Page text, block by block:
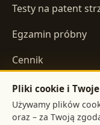
Testy na patent
Egzamin próbny
Cennik
Regulamin
Pliki cookie i
Używamy plików
oraz – za Twoją